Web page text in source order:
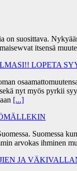
on suosittava.
itsensä
LOPETA
nyt myös pyrkii
[...]
Suomessa
arvokas ihminen
JA